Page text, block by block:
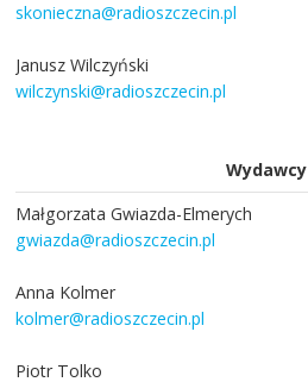
skonieczna@radioszczecin.pl
Janusz Wilczyński
wilczynski@radioszczecin.pl
Wydawcy
Małgorzata Gwiazda-Elmerych
gwiazda@radioszczecin.pl
Anna Kolmer
kolmer@radioszczecin.pl
Piotr Tolko